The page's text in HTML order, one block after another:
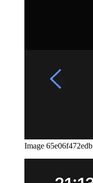
Image 65e06f472edb